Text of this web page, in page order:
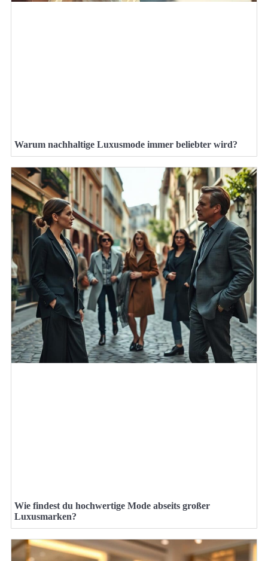
Warum nachhaltige Luxusmode immer beliebter wird?
Wie findest du hochwertige Mode abseits großer
Luxusmarken?